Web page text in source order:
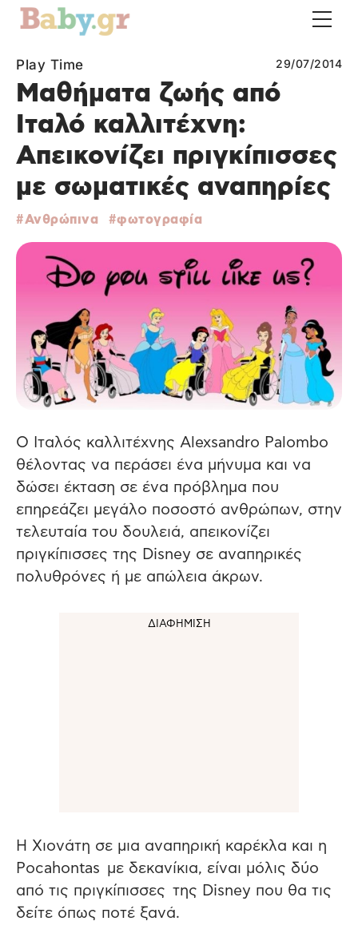
Play Time 29/07/2014
Μαθήματα ζωής από
Ιταλό καλλιτέχνη:
Απεικονίζει πριγκίπισσες
με σωματικές αναπηρίες
Ανθρώπινα φωτογραφία
O Ιταλός καλλιτέχνης Alexsandro Palombo
θέλοντας να περάσει ένα μήνυμα και να
δώσει έκταση σε ένα πρόβλημα που
επηρεάζει μεγάλο ποσοστό ανθρώπων, στην
τελευταία του δουλειά, απεικονίζει
πριγκίπισσες της Disney σε αναπηρικές
πολυθρόνες ή με απώλεια άκρων.
Η Χιονάτη σε μια αναπηρική καρέκλα και η
Pocahontas με δεκανίκια, είναι μόλις δύο
από τις πριγκίπισσες της Disney που θα τις
δείτε όπως ποτέ ξανά.